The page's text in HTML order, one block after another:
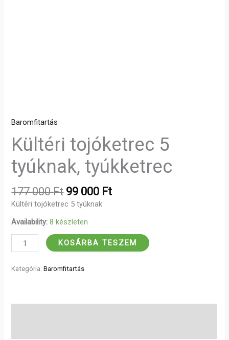
Baromfitartás
Kültéri tojóketrec 5
tyúknak, tyúkketrec
177 000Ft 99 000 Ft
Kültéri tojóketrec 5 tyúknak
Availability: 8 készleten
KOSÁRBA TESZEM
Kategória:Baromfitartás